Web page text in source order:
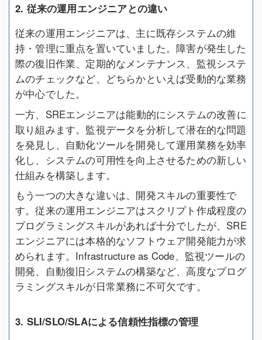
2. 従来の運用エンジニアとの違い
従来の運用エンジニアは、主に既存システムの維
持・管理に重点を置いていました。障害が発生した
際の復旧作業、定期的なメンテナンス、監視システ
ムのチェックなど、どちらかといえば受動的な業務
が中心でした。
一方、SREエンジニアは能動的にシステムの改善に
取り組みます。監視データを分析して潜在的な問題
を発見し、自動化ツールを開発して運用業務を効率
化し、システムの可用性を向上させるための新しい
仕組みを構築します。
もう一つの大きな違いは、開発スキルの重要性で
す。従来の運用エンジニアはスクリプト作成程度の
プログラミングスキルがあれば十分でしたが、SRE
エンジニアには本格的なソフトウェア開発能力が求
められます。Infrastructure as Code、監視ツールの
開発、自動復旧システムの構築など、高度なプログ
ラミングスキルが日常業務に不可欠です。
3. SLI/SLO/SLAによる信頼性指標の管理